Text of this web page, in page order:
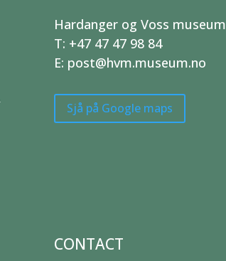
Hardanger og Voss museum
T: +47 47 47 98 84
E: post@hvm.museum.no
Sjå på Google maps
CONTACT